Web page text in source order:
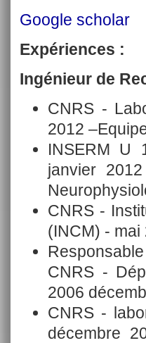
Google scholar
Expériences :
Ingénieur de
CNRS -
2012
INSERM U
janvier
CNRS -
(INCM) -
CNRS -
2006
CNRS -
décembre